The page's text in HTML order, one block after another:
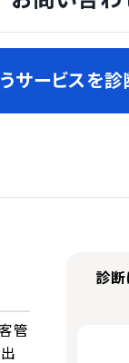
サービスを
一部
管
診断